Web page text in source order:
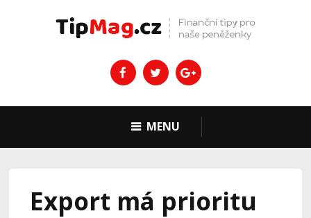
MENU
Export má prioritu